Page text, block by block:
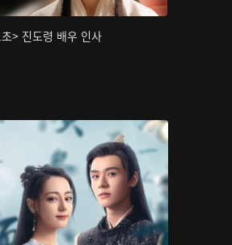
> 진도령 배우 인사